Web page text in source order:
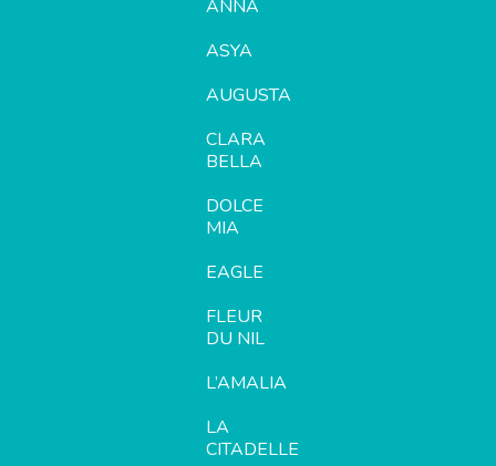
ANNA
ASYA
AUGUSTA
CLARA
BELLA
DOLCE
MIA
EAGLE
FLEUR
DU NIL
L’AMALIA
LA
CITADELLE